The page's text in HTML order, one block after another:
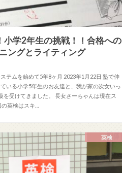
小学2年生の挑戦！！合格への
ングとライティング
テムを始めて5年8ヶ月 2023年1月22日 塾で仲
いる小学5年生のお友達と、我が家の次女いっ
を受けてきました。 長女さーちゃんは現在ス
英検はスキ…
英検